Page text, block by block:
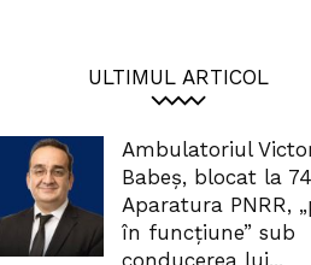
ULTIMUL ARTICOL
Ambulatoriul
Babeș, blocat la
Aparatura PNRR,
în funcțiune” sub
conducerea lui...